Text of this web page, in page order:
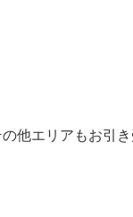
他エリアもお引